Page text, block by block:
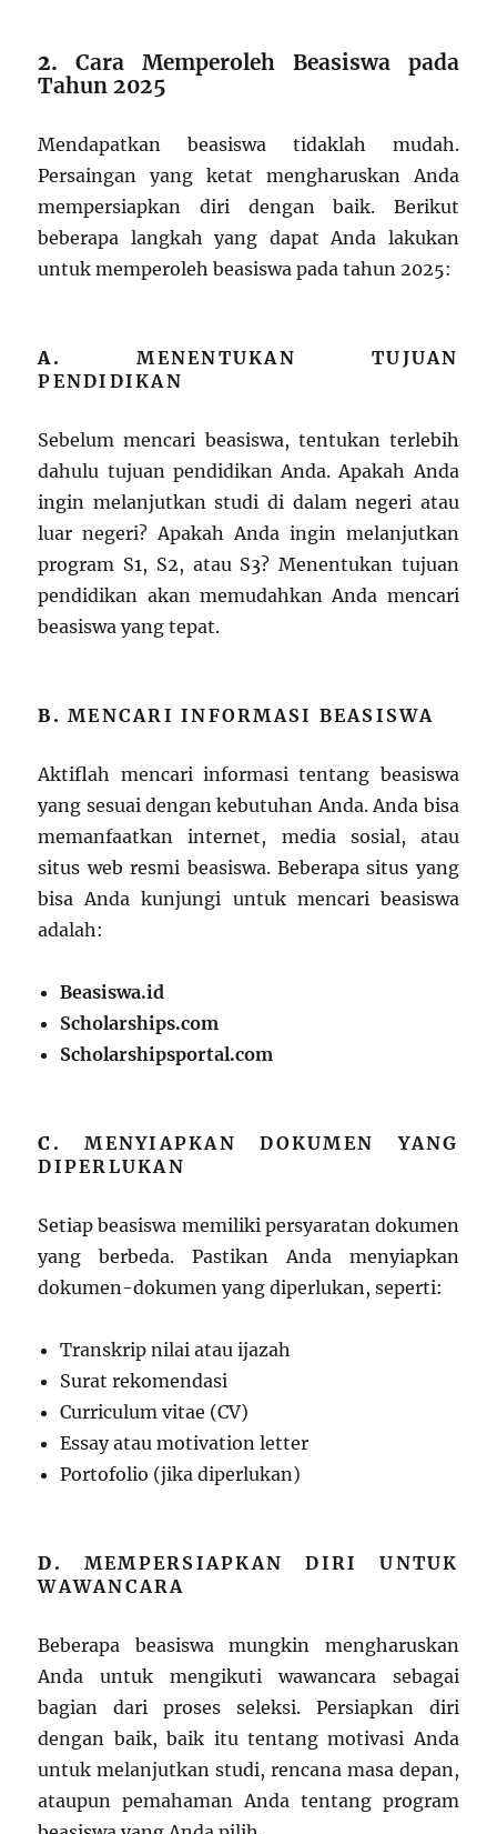
2.Cara Memperoleh Beasiswa pada
Tahun 2025
Mendapatkan beasiswa tidaklah mudah.
Persaingan yang ketat mengharuskan Anda
mempersiapkan diri dengan baik. Berikut
beberapa langkah yang dapat Anda lakukan
untuk memperoleh beasiswa pada tahun 2025:
A.MENENTUKAN TUJUAN
PENDIDIKAN
Sebelum mencari beasiswa, tentukan terlebih
dahulu tujuan pendidikan Anda. Apakah Anda
ingin melanjutkan studi di dalam negeri atau
luar negeri? Apakah Anda ingin melanjutkan
program S1, S2, atau S3? Menentukan tujuan
pendidikan akan memudahkan Anda mencari
beasiswa yang tepat.
B.MENCARI INFORMASI BEASISWA
Aktiflah mencari informasi tentang beasiswa
yang sesuai dengan kebutuhan Anda. Anda bisa
memanfaatkan internet, media sosial, atau
situs web resmi beasiswa. Beberapa situs yang
bisa Anda kunjungi untuk mencari beasiswa
adalah:
Beasiswa.id
Scholarships.com
Scholarshipsportal.com
C.MENYIAPKAN DOKUMEN YANG
DIPERLUKAN
Setiap beasiswa memiliki persyaratan dokumen
yang berbeda. Pastikan Anda menyiapkan
dokumen-dokumen yang diperlukan, seperti:
Transkrip nilai atau ijazah
Surat rekomendasi
Curriculum vitae (CV)
Essay atau motivation letter
Portofolio (jika diperlukan)
D. MEMPERSIAPKAN DIRI UNTUK
WAWANCARA
Beberapa beasiswa mungkin mengharuskan
Anda untuk mengikuti wawancara sebagai
bagian dari proses seleksi. Persiapkan diri
dengan baik, baik itu tentang motivasi Anda
untuk melanjutkan studi, rencana masa depan,
ataupun pemahaman Anda tentang program